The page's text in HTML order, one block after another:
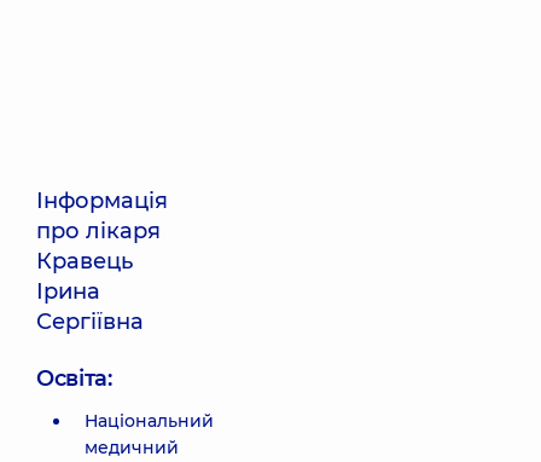
Інформація
про лікаря
Кравець
Ірина
Сергіївна
Освіта:
Національний
медичний